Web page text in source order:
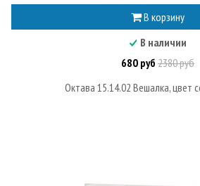
В корзину
В наличии
680 руб 2380 руб
Октава 15.14.02 Вешалка, цвет